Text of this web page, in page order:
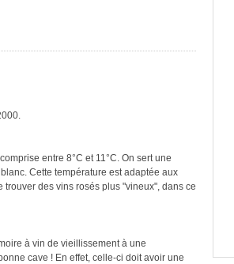
entre 8°C et 11°C. On sert une
Cette température est adaptée aux
des vins rosés plus "vineux", dans ce
à vin de vieillissement à une
cave ! En effet, celle-ci doit avoir une